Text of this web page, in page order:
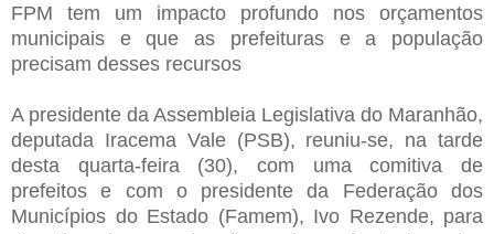
FPM tem um impacto profundo nos orçamentos
municipais e que as prefeituras e a população
precisam desses recursos
A presidente da Assembleia Legislativa do Maranhão,
deputada Iracema Vale (PSB), reuniu-se, na tarde
desta quarta-feira (30), com uma comitiva de
prefeitos e com o presidente da Federação dos
Municípios do Estado (Famem), Ivo Rezende, para